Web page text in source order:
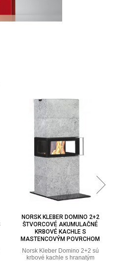
NORSK KLEBER DOMINO 2+3
AKUMULAČNÉ KRBOVÉ KACHLE
SO ŠTVORCOVÝM DIZAJNOM
Norsk Kleber Domino 2+3
akumulačné krbové kachle so
štvorcovým ...